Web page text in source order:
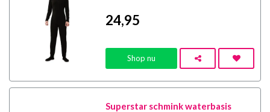
24,95
Shop nu
Superstar schmink waterbasis